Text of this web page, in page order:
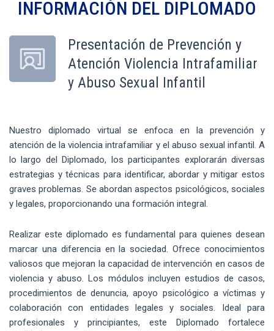
INFORMACIÓN DEL DIPLOMADO
Presentación de Prevención y
Atención Violencia Intrafamiliar
y Abuso Sexual Infantil
Nuestro diplomado virtual se enfoca en la prevención y
atención de la violencia intrafamiliar y el abuso sexual infantil. A
lo largo del Diplomado, los participantes explorarán diversas
estrategias y técnicas para identificar, abordar y mitigar estos
graves problemas. Se abordan aspectos psicológicos, sociales
y legales, proporcionando una formación integral.
Realizar este diplomado es fundamental para quienes desean
marcar una diferencia en la sociedad. Ofrece conocimientos
valiosos que mejoran la capacidad de intervención en casos de
violencia y abuso. Los módulos incluyen estudios de casos,
procedimientos de denuncia, apoyo psicológico a víctimas y
colaboración con entidades legales y sociales. Ideal para
profesionales y principiantes, este Diplomado fortalece